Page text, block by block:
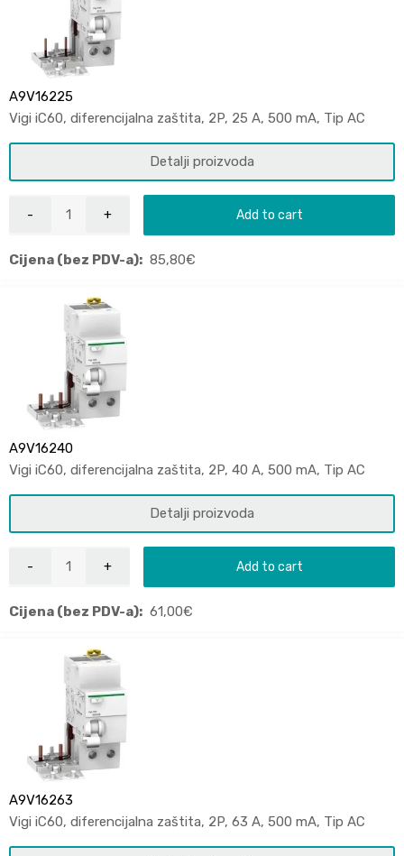
A9V16225
Vigi iC60, diferencijalna zaštita, 2P, 25 A, 500 mA, Tip AC
Detalji proizvoda
Add to cart
Cijena (bez PDV-a): 85,80€
A9V16240
Vigi iC60, diferencijalna zaštita, 2P, 40 A, 500 mA, Tip AC
Detalji proizvoda
Add to cart
Cijena (bez PDV-a): 61,00€
A9V16263
Vigi iC60, diferencijalna zaštita, 2P, 63 A, 500 mA, Tip AC